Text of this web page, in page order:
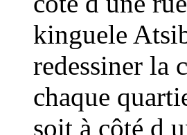
kinguele
redessiner la
chaque
soit à côté d